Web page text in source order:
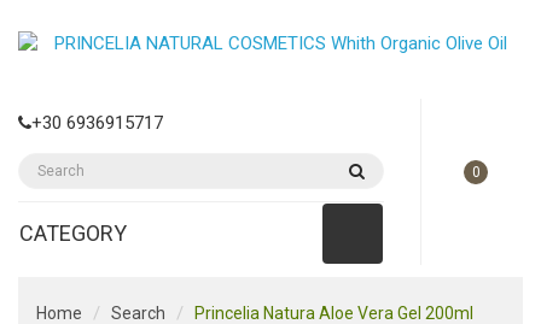
+30 6936915717
CATEGORY
0
Home Search Princelia Natura Aloe Vera Gel 200ml